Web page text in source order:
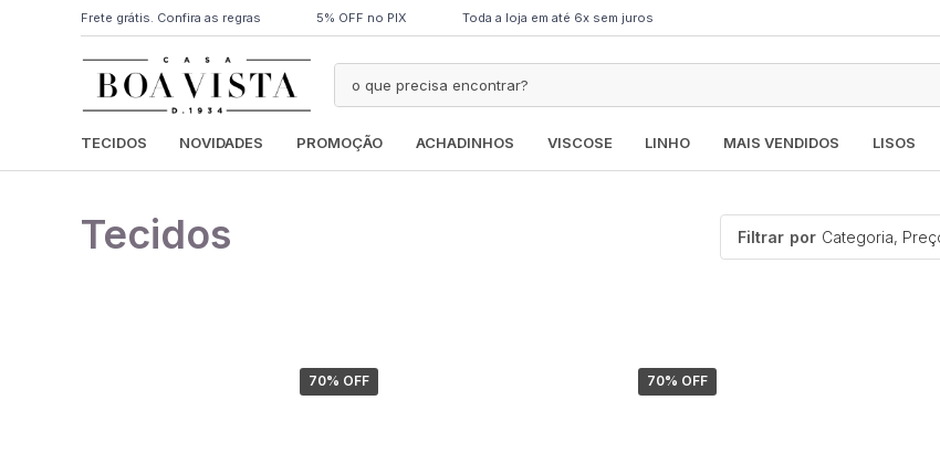
Frete grátis. Confira as regras 5% OFF no PIX Toda a loja em até 6x sem juros
TECIDOS NOVIDADES PROMOÇÃO ACHADINHOS VISCOSE LINHO MAIS VENDIDOS LISOS
Tecidos Filtrar por
70% OFF 70% OFF